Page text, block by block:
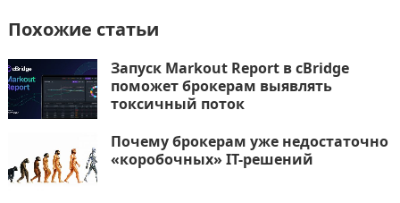
Похожие статьи
Запуск Markout Report в cBridge
поможет брокерам выявлять
токсичный поток
Почему брокерам уже недостаточно
«коробочных» IT-решений